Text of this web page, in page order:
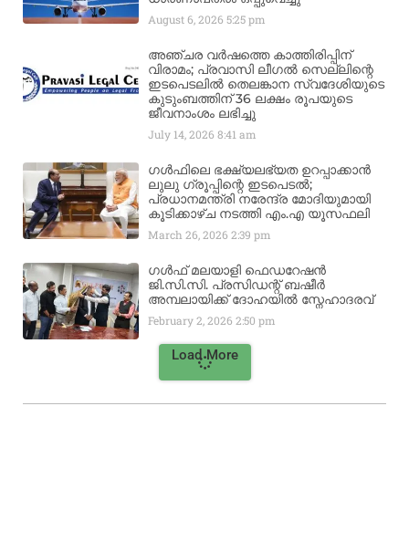
August 6, 20265:25 pm
അഞ്ചര വർഷത്തെ കാത്തിരിപ്പിന്
വിരാമം; പ്രവാസി ലീഗൽ സെല്ലിന്റെ
ഇടപെടലിൽ തെലങ്കാന സ്വദേശിയുടെ
കുടുംബത്തിന് 36 ലക്ഷം രൂപയുടെ
ജീവനാംശം ലഭിച്ചു
July 14, 20268:41 am
ഗൾഫിലെ ഭക്ഷ്യലഭ്യത ഉറപ്പാക്കാൻ
ലുലു ഗ്രൂപ്പിന്റെ ഇടപെടൽ;
പ്രധാനമന്ത്രി നരേന്ദ്ര മോദിയുമായി
കൂടിക്കാഴ്ച നടത്തി എം.എ യൂസഫലി
March 26, 20262:39 pm
ഗൾഫ് മലയാളി ഫെഡറേഷൻ
ജി.സി.സി. പ്രസിഡന്റ് ബഷീർ
അമ്പലായിക്ക് ദോഹയിൽ സ്നേഹാദരവ്
February 2, 20262:50 pm
Load More